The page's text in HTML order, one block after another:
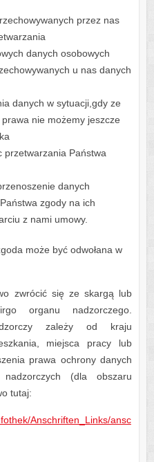
przez nas
danych osobowych
u nas danych
danych w sytuacji,gdy ze
nie możemy jeszcze
przetwarzania Państwa
danych
zgody na ich
z nami umowy.
może być odwołana w
zwrócić się ze skargą lub
organu nadzorczego.
zależy od kraju
miejsca pracy lub
prawa ochrony danych
(dla obszaru
tutaj:
Anschriften_Links/ansc